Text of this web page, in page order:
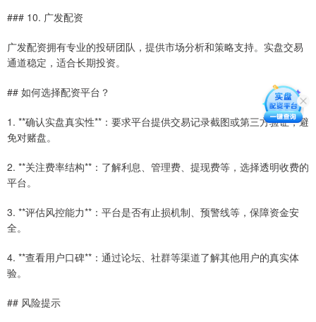
### 10. 广发配资
广发配资拥有专业的投研团队，提供市场分析和策略支持。实盘交易
通道稳定，适合长期投资。
## 如何选择配资平台？
1. **确认实盘真实性**：要求平台提供交易记录截图或第三方验证，避
免对赌盘。
2. **关注费率结构**：了解利息、管理费、提现费等，选择透明收费的
平台。
3. **评估风控能力**：平台是否有止损机制、预警线等，保障资金安
全。
4. **查看用户口碑**：通过论坛、社群等渠道了解其他用户的真实体
验。
## 风险提示